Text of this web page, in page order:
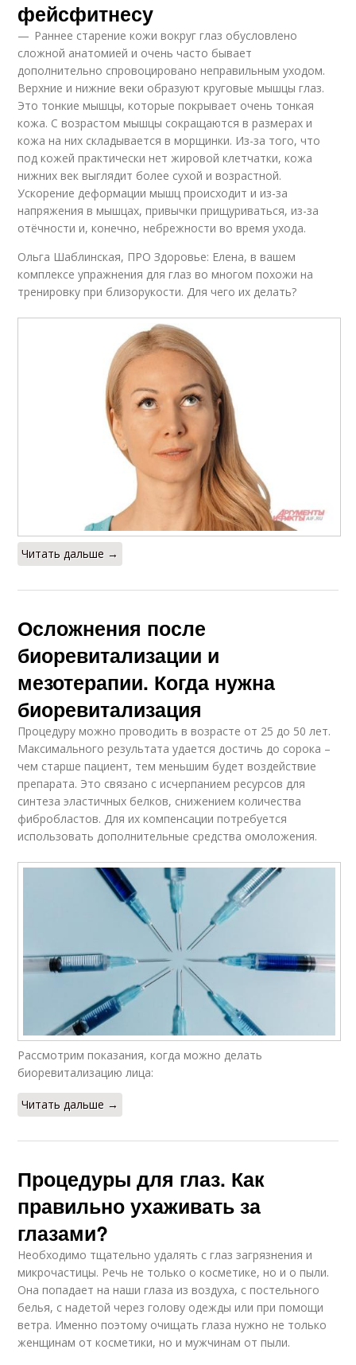
фейсфитнесу
— Раннее старение кожи вокруг глаз обусловлено
сложной анатомией и очень часто бывает
дополнительно спровоцировано неправильным уходом.
Верхние и нижние веки образуют круговые мышцы глаз.
Это тонкие мышцы, которые покрывает очень тонкая
кожа. С возрастом мышцы сокращаются в размерах и
кожа на них складывается в морщинки. Из-за того, что
под кожей практически нет жировой клетчатки, кожа
нижних век выглядит более сухой и возрастной.
Ускорение деформации мышц происходит и из-за
напряжения в мышцах, привычки прищуриваться, из-за
отёчности и, конечно, небрежности во время ухода.
Ольга Шаблинская, ПРО Здоровье: Елена, в вашем
комплексе упражнения для глаз во многом похожи на
тренировку при близорукости. Для чего их делать?
Читать дальше →
Осложнения после
биоревитализации и
мезотерапии. Когда нужна
биоревитализация
Процедуру можно проводить в возрасте от 25 до 50 лет.
Максимального результата удается достичь до сорока –
чем старше пациент, тем меньшим будет воздействие
препарата. Это связано с исчерпанием ресурсов для
синтеза эластичных белков, снижением количества
фибробластов. Для их компенсации потребуется
использовать дополнительные средства омоложения.
Рассмотрим показания, когда можно делать
биоревитализацию лица:
Читать дальше →
Процедуры для глаз. Как
правильно ухаживать за
глазами?
Необходимо тщательно удалять с глаз загрязнения и
микрочастицы. Речь не только о косметике, но и о пыли.
Она попадает на наши глаза из воздуха, с постельного
белья, с надетой через голову одежды или при помощи
ветра. Именно поэтому очищать глаза нужно не только
женщинам от косметики, но и мужчинам от пыли.